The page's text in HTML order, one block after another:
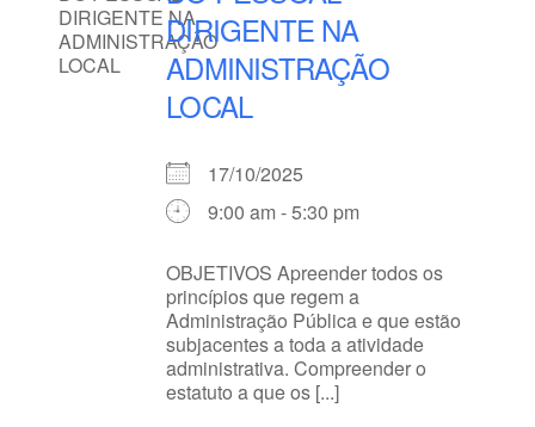
DIRIGENTE NA
ADMINISTRAÇÃO
LOCAL
17/10/2025
9:00 am - 5:30 pm
OBJETIVOS Apreender todos os
princípios que regem a
Administração Pública e que estão
subjacentes a toda a atividade
administrativa. Compreender o
estatuto a que os [...]